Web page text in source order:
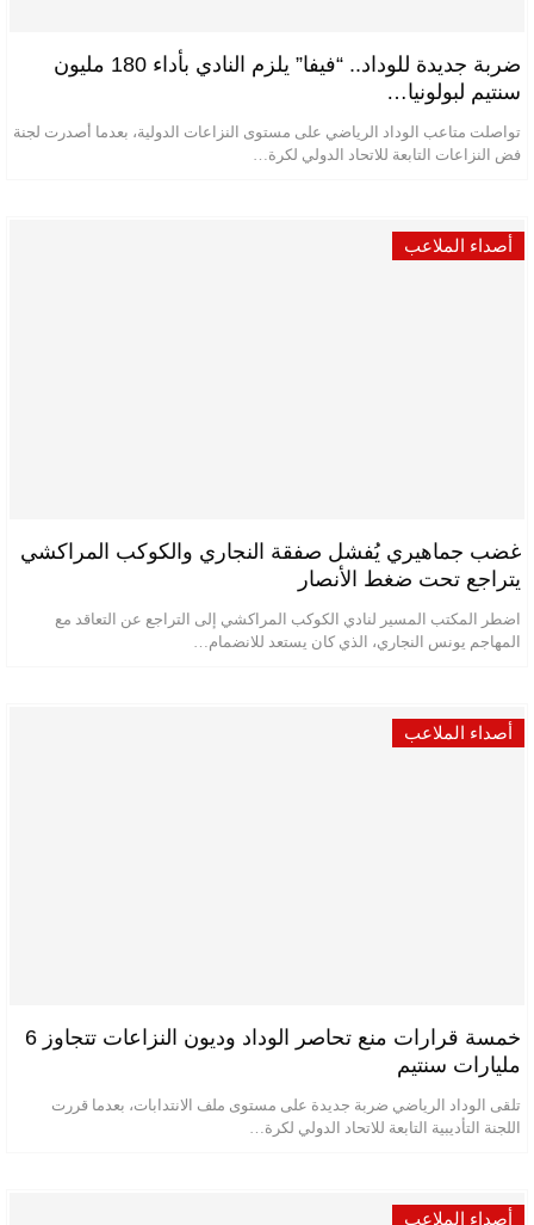
ضربة جديدة للوداد.. “فيفا” يلزم النادي بأداء 180 مليون
سنتيم لبولونيا…
تواصلت متاعب الوداد الرياضي على مستوى النزاعات الدولية، بعدما أصدرت لجنة
فض النزاعات التابعة للاتحاد الدولي لكرة…
أصداء الملاعب
غضب جماهيري يُفشل صفقة النجاري والكوكب المراكشي
يتراجع تحت ضغط الأنصار
اضطر المكتب المسير لنادي الكوكب المراكشي إلى التراجع عن التعاقد مع
المهاجم يونس النجاري، الذي كان يستعد للانضمام…
أصداء الملاعب
خمسة قرارات منع تحاصر الوداد وديون النزاعات تتجاوز 6
مليارات سنتيم
تلقى الوداد الرياضي ضربة جديدة على مستوى ملف الانتدابات، بعدما قررت
اللجنة التأديبية التابعة للاتحاد الدولي لكرة…
أصداء الملاعب